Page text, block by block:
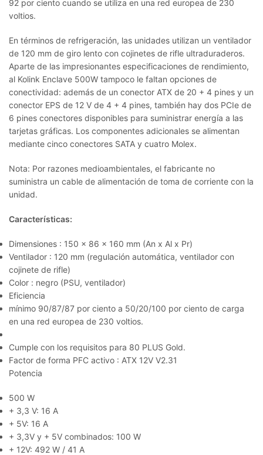
92 por ciento cuando se utiliza en una red europea de 230
voltios.
En términos de refrigeración, las unidades utilizan un ventilador
de 120 mm de giro lento con cojinetes de rifle ultraduraderos.
Aparte de las impresionantes especificaciones de rendimiento,
al Kolink Enclave 500W tampoco le faltan opciones de
conectividad: además de un conector ATX de 20 + 4 pines y un
conector EPS de 12 V de 4 + 4 pines, también hay dos PCIe de
6 pines conectores disponibles para suministrar energía a las
tarjetas gráficas. Los componentes adicionales se alimentan
mediante cinco conectores SATA y cuatro Molex.
Nota: Por razones medioambientales, el fabricante no
suministra un cable de alimentación de toma de corriente con la
unidad.
Características:
Dimensiones : 150 x 86 x 160 mm (An x Al x Pr)
Ventilador : 120 mm (regulación automática, ventilador con
cojinete de rifle)
Color : negro (PSU, ventilador)
Eficiencia
mínimo 90/87/87 por ciento a 50/20/100 por ciento de carga
en una red europea de 230 voltios.
Cumple con los requisitos para 80 PLUS Gold.
Factor de forma PFC activo : ATX 12V V2.31
Potencia
500 W
+ 3,3 V: 16 A
+ 5V: 16 A
+ 3,3V y + 5V combinados: 100 W
+ 12V: 492 W / 41 A